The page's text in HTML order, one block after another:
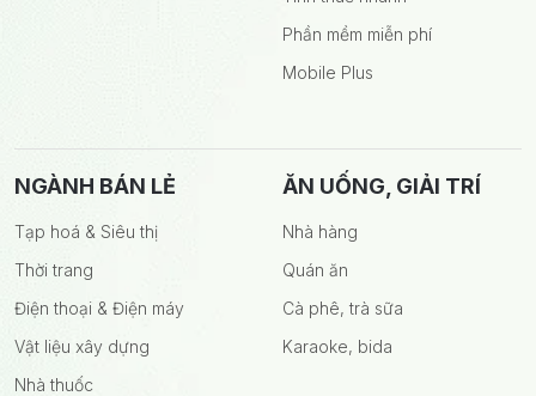
Phần mềm miễn phí
Mobile Plus
NGÀNH BÁN LẺ
Tạp hoá & Siêu thị
Thời trang
Điện thoại & Điện máy
Vật liệu xây dựng
Nhà thuốc
ĂN UỐNG, GIẢI TRÍ
Nhà hàng
Quán ăn
Cà phê, trà sữa
Karaoke, bida